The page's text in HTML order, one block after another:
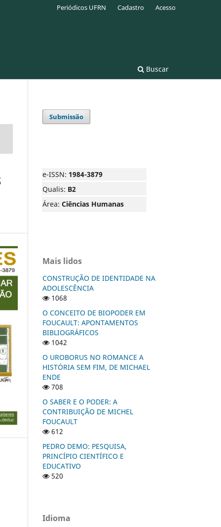
Buscar
Periódicos UFRN Cadastro Acesso
Submissão
e-ISSN: 1984-3879
Qualis: B2
Área: Ciências Humanas
Mais lidos
CONSTRUÇÃO DE IDENTIDADE NA
ADOLESCÊNCIA
1068
O CONCEITO DE BIOPODER EM
FOUCAULT: APONTAMENTOS
BIBLIOGRÁFICOS
1042
O UROBORUS NO ROMANCE A
HISTÓRIA SEM FIM, DE MICHAEL
ENDE
708
O SABER E O PODER: A
CONTRIBUIÇÃO DE MICHEL
FOUCAULT
612
PEDRO DEMO: PESQUISA,
PRINCÍPIO CIENTÍFICO E
EDUCATIVO
520
Idioma